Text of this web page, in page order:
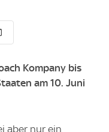
Kompany bis
am 10. Juni
aber nur ein